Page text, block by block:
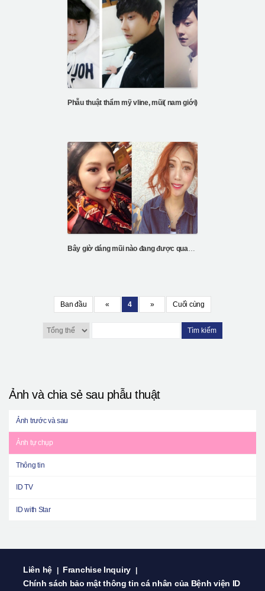
Phẫu thuật thẩm mỹ vline, mũi( nam giới)
Bây giờ dáng mũi nào đang được quan tâm nhất?
Ban đầu « 4 » Cuối cùng
Tìm kiếm
Ảnh và chia sẻ sau phẫu thuật
Ảnh trước và sau
Ảnh tự chụp
Thông tin
ID TV
ID with Star
Liên hệ Franchise Inquiry
Chính sách bảo mật thông tin cá nhân của Bệnh viện ID